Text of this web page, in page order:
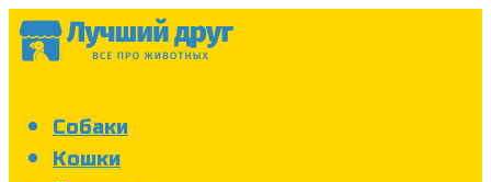
Собаки
Кошки